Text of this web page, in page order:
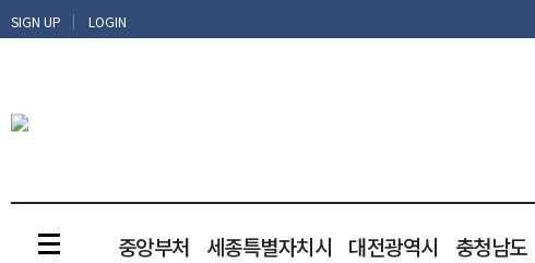
SIGN UP | LOGIN
중앙부처 세종특별자치시 대전광역시 충청남도